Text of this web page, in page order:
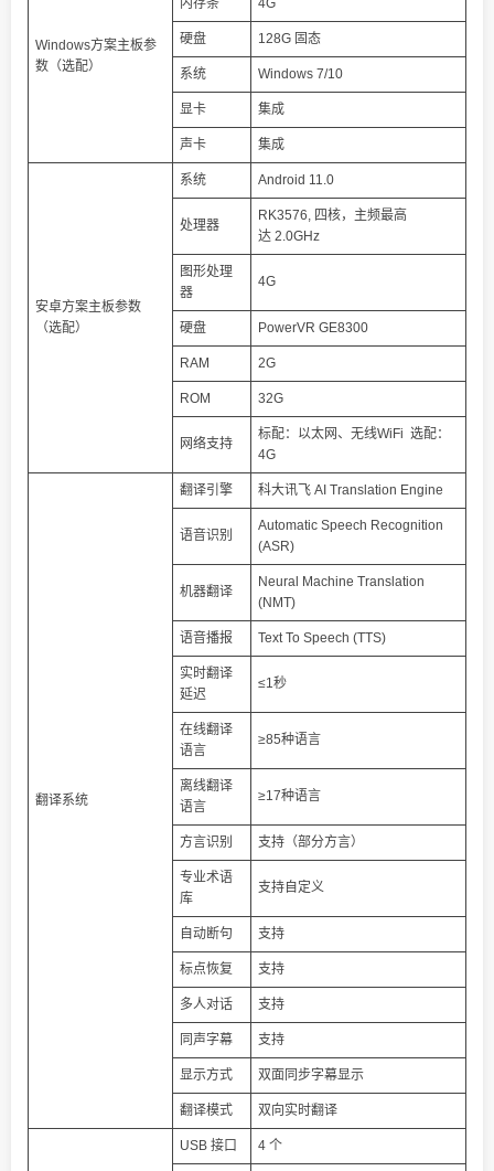
Windows方案主板参
数（选配）
内存条 4G
硬盘 128G 固态
系统 Windows 7/10
显卡 集成
声卡 集成
安卓方案主板参数
（选配）
系统 Android 11.0
处理器
RK3576, 四核，主频最高
达 2.0GHz
图形处理
器
4G
硬盘 PowerVR GE8300
RAM 2G
ROM 32G
网络支持
标配：以太网、无线WiFi 选配：
4G
翻译系统
翻译引擎 科大讯飞 AI Translation Engine
语音识别
Automatic Speech Recognition
(ASR)
机器翻译
Neural Machine Translation
(NMT)
语音播报 Text To Speech (TTS)
实时翻译
延迟
≤1秒
在线翻译
语言
≥85种语言
离线翻译
语言
≥17种语言
方言识别 支持（部分方言）
专业术语
库
支持自定义
自动断句 支持
标点恢复 支持
多人对话 支持
同声字幕 支持
显示方式 双面同步字幕显示
翻译模式 双向实时翻译
USB 接口 4 个